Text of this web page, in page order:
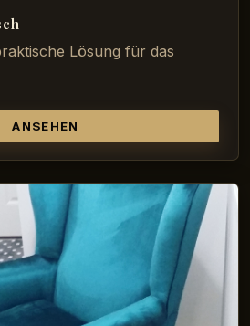
Lösung für das
ANSEHEN